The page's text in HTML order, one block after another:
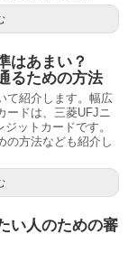
はあまい？
るための方法
て紹介します。幅広
ードは、三菱UFJニ
ットカードです。
の方法なども紹介し
い人のための審